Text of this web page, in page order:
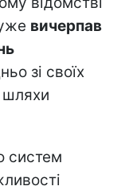
вичерпав
зі своїх
шляхи
систем